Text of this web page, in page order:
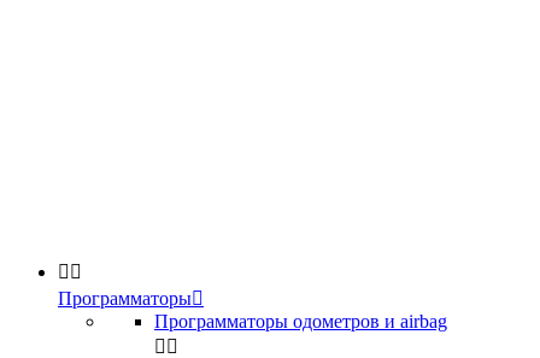
 
Программаторы
Программаторы одометров и airbag
 